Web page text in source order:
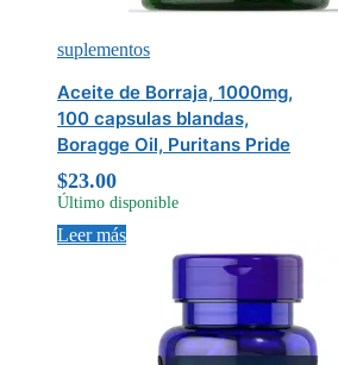
suplementos
Aceite de Borraja, 1000mg,
100 capsulas blandas,
Boragge Oil, Puritans Pride
$23.00
Último disponible
Leer más